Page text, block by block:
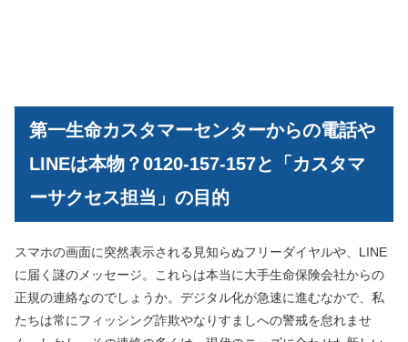
第一生命カスタマーセンターからの電話や
LINEは本物？0120-157-157と「カスタマ
ーサクセス担当」の目的
スマホの画面に突然表示される見知らぬフリーダイヤルや、LINE
に届く謎のメッセージ。これらは本当に大手生命保険会社からの
正規の連絡なのでしょうか。デジタル化が急速に進むなかで、私
たちは常にフィッシング詐欺やなりすましへの警戒を怠れませ